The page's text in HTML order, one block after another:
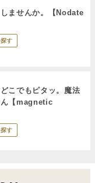
ませんか。【Nodate
す
こでもピタッ。魔法
【magnetic
す